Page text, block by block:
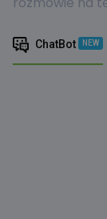
ChatBot NEW